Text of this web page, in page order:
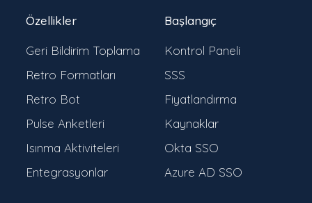
Özellikler
Geri Bildirim Toplama
Retro Formatları
Retro Bot
Pulse Anketleri
Isınma Aktiviteleri
Entegrasyonlar
Başlangıç
Kontrol Paneli
SSS
Fiyatlandırma
Kaynaklar
Okta SSO
Azure AD SSO